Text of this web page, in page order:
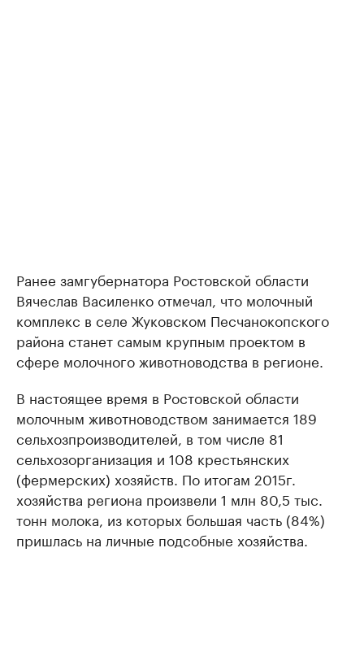
Ранее замгубернатора Ростовской области
Вячеслав Василенко отмечал, что молочный
комплекс в селе Жуковском Песчанокопского
района станет самым крупным проектом в
сфере молочного животноводства в регионе.
В настоящее время в Ростовской области
молочным животноводством занимается 189
сельхозпроизводителей, в том числе 81
сельхозорганизация и 108 крестьянских
(фермерских) хозяйств. По итогам 2015г.
хозяйства региона произвели 1 млн 80,5 тыс.
тонн молока, из которых большая часть (84%)
пришлась на личные подсобные хозяйства.